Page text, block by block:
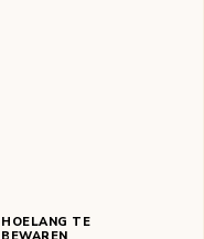
HOELANG TE